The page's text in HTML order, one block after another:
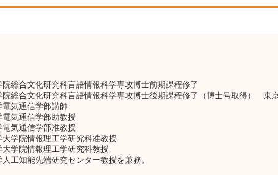
総合文化研究科言語情報科学専攻博士前期課程修了
総合文化研究科言語情報科学専攻博士後期課程修了（博士号取得） 東
気通信学部講師
気通信学部助教授
気通信学部准教授
学院情報理工学研究科准教授
学院情報理工学研究科教授
工知能先端研究センター教授を兼務。